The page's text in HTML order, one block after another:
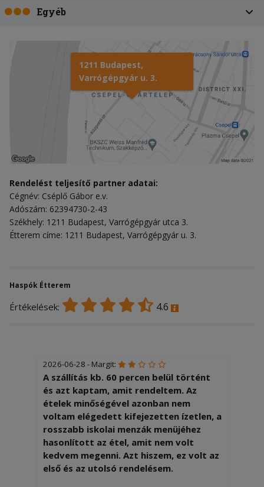
Egyéb
1211 Budapest,
Varrógépgyár u. 3.
Rendelést teljesítő partner adatai:
Cégnév: Cséplő Gábor e.v.
Adószám: 62394730-2-43
Székhely: 1211 Budapest, Varrógépgyár utca 3.
Étterem címe: 1211 Budapest, Varrógépgyár u. 3.
Haspók Étterem
Értékelések: 4.6
2026-06-28 - Margit:
A szállítás kb. 60 percen belül történt
és azt kaptam, amit rendeltem. Az
ételek minőségével azonban nem
voltam elégedett kifejezetten ízetlen, a
rosszabb iskolai menzák menüjéhez
hasonlított az étel, amit nem volt
kedvem megenni. Azt hiszem, ez volt az
első és az utolsó rendelésem.